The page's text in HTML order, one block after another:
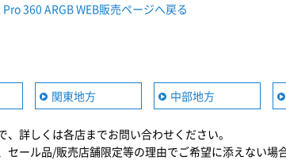
360 ARGB WEB販売ページへ戻る
関東地方 中部地方
詳しくは各店までお問い合わせください。
ール品/販売店舗限定等の理由でご希望に添えない場